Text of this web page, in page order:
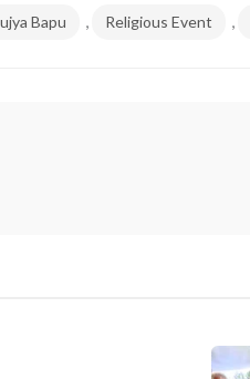
Bapu , Religious Event ,